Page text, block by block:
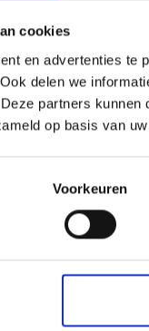
cookies
en advertenties te
delen we
partners
op basis van
Voorkeuren
platen
en veel
mm, 25 mm, 30
driehoek of specifieke
daarom sneller aan
en beschermende